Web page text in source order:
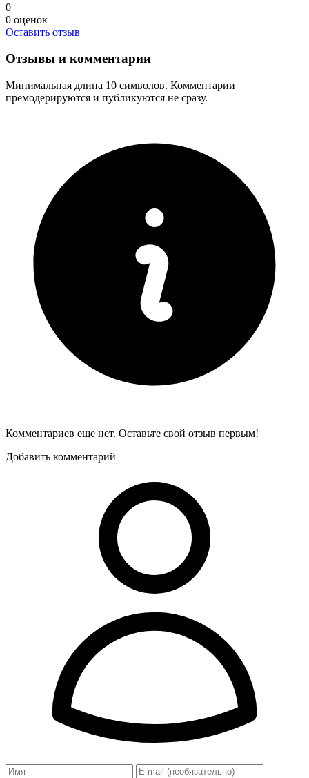
0
0 оценок
Оставить отзыв
Отзывы и комментарии
Минимальная длина 10 символов. Комментарии
премодерируются и публикуются не сразу.
Комментариев еще нет. Оставьте свой отзыв первым!
Добавить комментарий